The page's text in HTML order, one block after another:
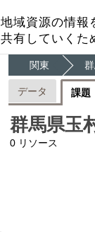
地域資源の情報
共有していくた
関東
データ 課題
群馬県玉
0 リソース